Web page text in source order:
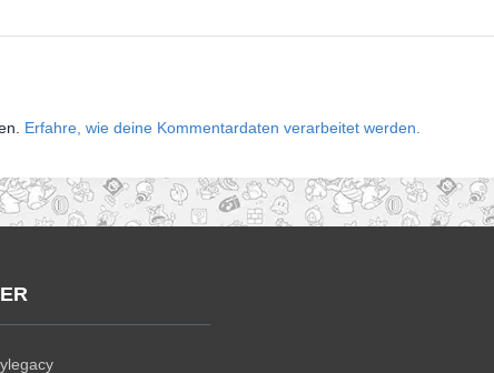
Erfahre, wie deine Kommentardaten verarbeitet werden.